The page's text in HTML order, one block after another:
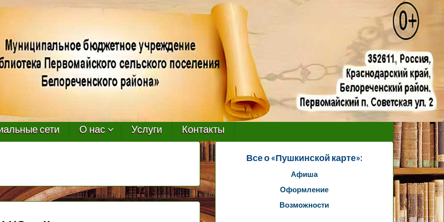
сети О нас Услуги Контакты
Все о «Пушкинской карте»:
Афиша
Оформление
Возможности